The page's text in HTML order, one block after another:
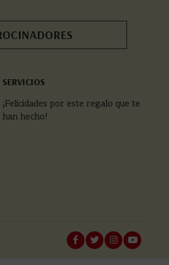
SERVICIOS
¡Felicidades por este regalo que te
han hecho!